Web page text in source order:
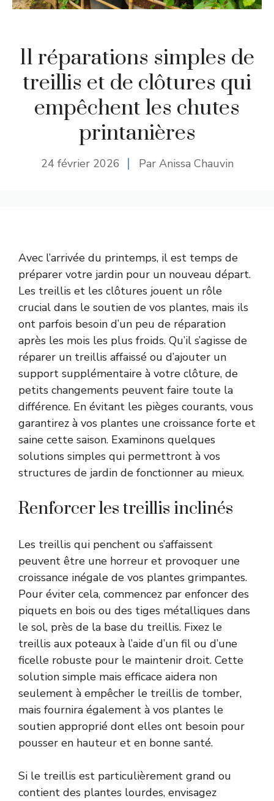
11 réparations simples de
treillis et de clôtures qui
empêchent les chutes
printanières
24 février 2026 Par Anissa Chauvin
Avec l’arrivée du printemps, il est temps de
préparer votre jardin pour un nouveau départ.
Les treillis et les clôtures jouent un rôle
crucial dans le soutien de vos plantes, mais ils
ont parfois besoin d’un peu de réparation
après les mois les plus froids. Qu’il s’agisse de
réparer un treillis affaissé ou d’ajouter un
support supplémentaire à votre clôture, de
petits changements peuvent faire toute la
différence. En évitant les pièges courants, vous
garantirez à vos plantes une croissance forte et
saine cette saison. Examinons quelques
solutions simples qui permettront à vos
structures de jardin de fonctionner au mieux.
Renforcer les treillis inclinés
Les treillis qui penchent ou s’affaissent
peuvent être une horreur et provoquer une
croissance inégale de vos plantes grimpantes.
Pour éviter cela, commencez par enfoncer des
piquets en bois ou des tiges métalliques dans
le sol, près de la base du treillis. Fixez le
treillis aux poteaux à l’aide d’un fil ou d’une
ficelle robuste pour le maintenir droit. Cette
solution simple mais efficace aidera non
seulement à empêcher le treillis de tomber,
mais fournira également à vos plantes le
soutien approprié dont elles ont besoin pour
pousser en hauteur et en bonne santé.
Si le treillis est particulièrement grand ou
contient des plantes lourdes, envisagez